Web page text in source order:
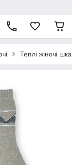
Теплі жіночі